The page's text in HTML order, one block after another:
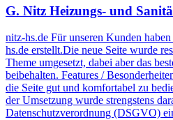
G. Nitz Heizungs- und
nitz-hs.de Für unseren Kunden
hs.de erstellt.Die neue Seite wurde
Theme umgesetzt, dabei aber das
beibehalten. Features /
die Seite gut und komfortabel zu
der Umsetzung wurde strengstens
Datenschutzverordnung (DSGVO)